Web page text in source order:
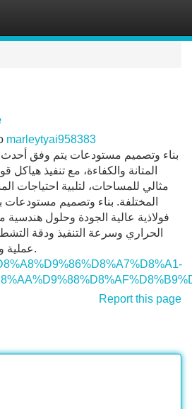
marleytyai958383
بناء وتصميم مستودعات يتم وفق أحدث
المتانة والكفاءة، مع تنفيذ
مثالي للمساحات، لتلبية احتياجات
المختلفة. بناء وتصميم مستودعات
فولاذية عالية الجودة وحلول
الحراري وسرعة التنفيذ ودقة
عملية وآمنة تدوم لسنوات طويلة.
Report this page